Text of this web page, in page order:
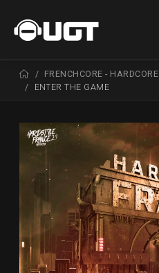
FRENCHCORE - HARDCORE
ENTER THE GAME